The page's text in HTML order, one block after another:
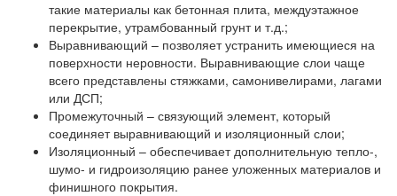
такие материалы как бетонная плита, междуэтажное
перекрытие, утрамбованный грунт и т.д.;
Выравнивающий – позволяет устранить имеющиеся на
поверхности неровности. Выравнивающие слои чаще
всего представлены стяжками, самонивелирами, лагами
или ДСП;
Промежуточный – связующий элемент, который
соединяет выравнивающий и изоляционный слои;
Изоляционный – обеспечивает дополнительную тепло-,
шумо- и гидроизоляцию ранее уложенных материалов и
финишного покрытия.